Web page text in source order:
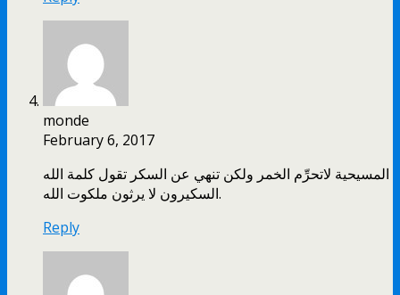
monde
February 6, 2017
المسيحية لاتحرِّم الخمر ولكن تنهي عن السكر تقول كلمة الله
السكيرون لا يرثون ملكوت الله.
Reply